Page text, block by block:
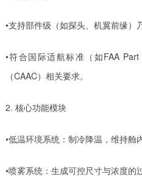
•支持部件级（如探头、机翼前缘）
•符合国际适航标准（如FAA
（CAAC）相关要求。
2. 核心功能模块
•低温环境系统：制冷降温，维持舱
•喷雾系统：生成可控尺寸与浓度的